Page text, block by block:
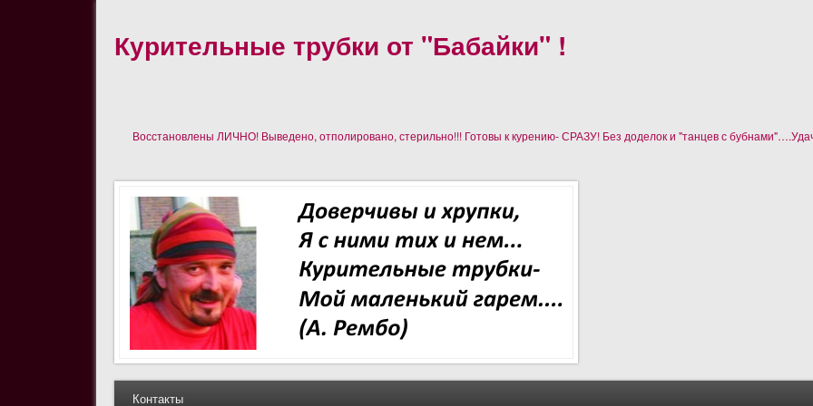
Курительные трубки от "Бабайки" !
Восстановлены ЛИЧНО! Выведено, отполировано, стерильно!!! Готовы к курению- СРАЗУ! Без доделок и "танцев с
Контакты